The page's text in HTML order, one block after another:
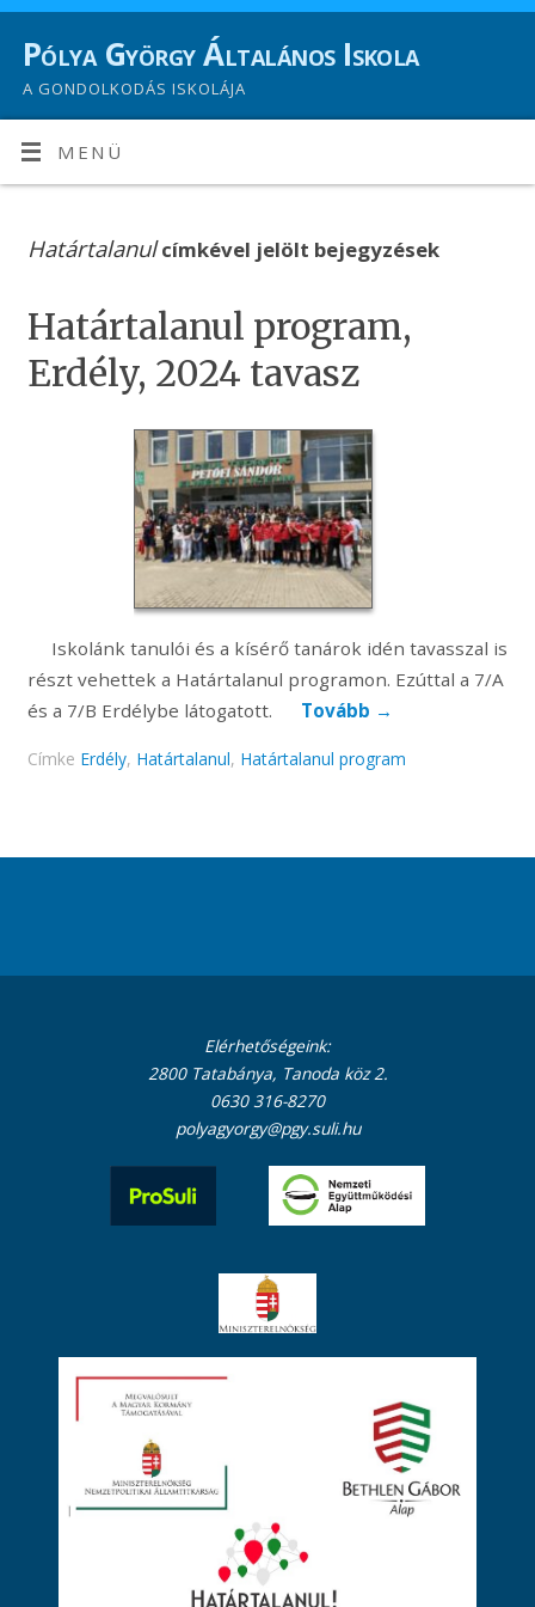
Pólya György Általános Iskola
A GONDOLKODÁS ISKOLÁJA
MENÜ
Határtalanulcímkével jelölt bejegyzések
Határtalanul program,
Erdély, 2024 tavasz
Iskolánk tanulói és a kísérő tanárok idén tavasszal is
részt vehettek a Határtalanul programon. Ezúttal a 7/A
és a 7/B Erdélybe látogatott.
Tovább →
Címke Erdély, Határtalanul, Határtalanul program
Elérhetőségeink:
2800 Tatabánya, Tanoda köz 2.
0630 316-8270
polyagyorgy@pgy.suli.hu